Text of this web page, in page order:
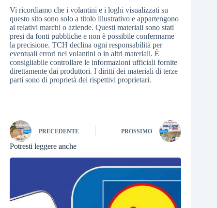
Vi ricordiamo che i volantini e i loghi visualizzati su
questo sito sono solo a titolo illustrativo e appartengono
ai relativi marchi o aziende. Questi materiali sono stati
presi da fonti pubbliche e non è possibile confermarne
la precisione. TCH declina ogni responsabilità per
eventuali errori nei volantini o in altri materiali. È
consigliabile controllare le informazioni ufficiali fornite
direttamente dai produttori. I diritti dei materiali di terze
parti sono di proprietà dei rispettivi proprietari.
PRECEDENTE PROSSIMO
Potresti leggere anche